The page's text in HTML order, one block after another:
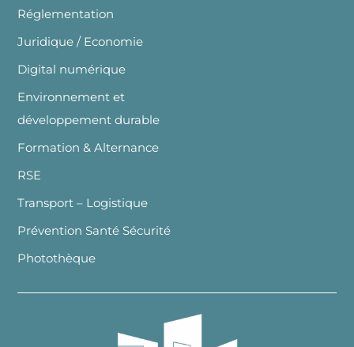
Réglementation
Juridique / Economie
Digital numérique
Environnement et
développement durable
Formation & Alternance
RSE
Transport – Logistique
Prévention Santé Sécurité
Photothèque